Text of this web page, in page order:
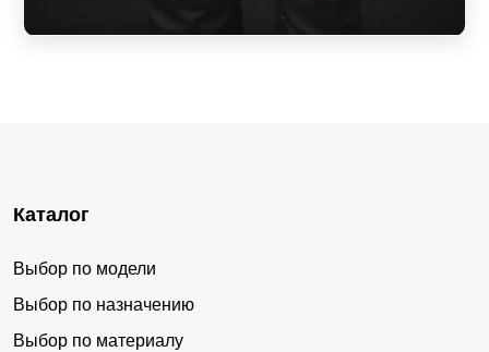
Каталог
Выбор по модели
Выбор по назначению
Выбор по материалу